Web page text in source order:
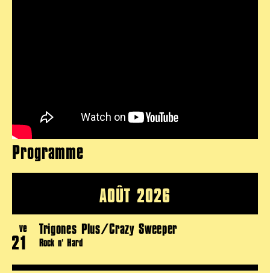
Programme
AOÛT 2026
ve
21
Trigones Plus/Crazy Sweeper
Rock n' Hard